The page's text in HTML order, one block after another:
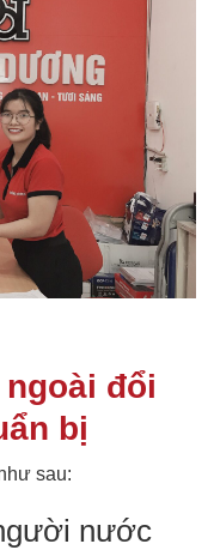
đổi
bị
sau:
nước